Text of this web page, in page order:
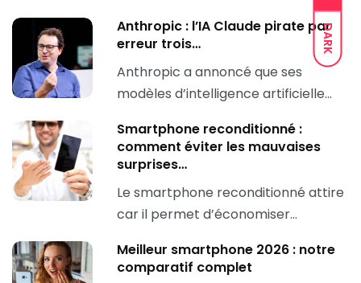
DARK
Anthropic : l’IA Claude pirate par
erreur trois…
Anthropic a annoncé que ses
modèles d’intelligence artificielle…
Smartphone reconditionné :
comment éviter les mauvaises
surprises…
Le smartphone reconditionné attire
car il permet d’économiser…
Meilleur smartphone 2026 : notre
comparatif complet